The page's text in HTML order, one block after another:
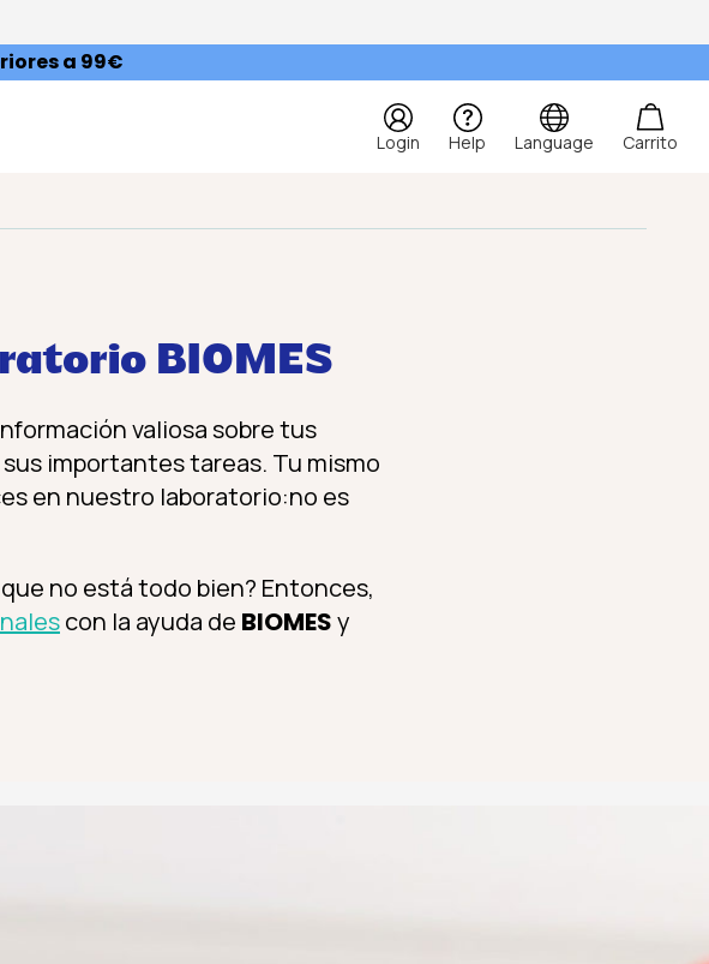
a 99€
Login Help Language Carrito
BIOMES
valiosa sobre tus
importantes tareas. Tu mismo
en nuestro laboratorio:no es
no está todo bien? Entonces,
con la ayuda de BIOMESy